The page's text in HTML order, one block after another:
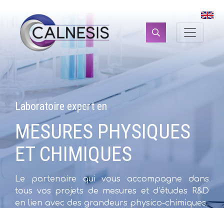
Laboratoire expert en
MESURES PHYSIQUES
ET CHIMIQUES
Le partenaire qui vous accompagne dans
tous vos projets de mesures et d’études R&D
en lien avec des grandeurs physico-chimiques.